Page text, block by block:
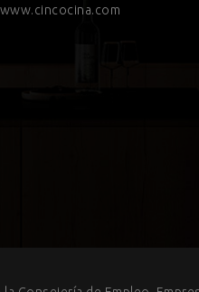
www.cincocina.com